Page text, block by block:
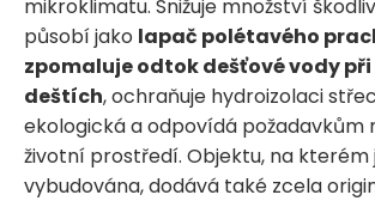
mikroklimatu. Snižuje množství
působí jako lapač polétavého
zpomaluje odtok dešťové vody
deštích, ochraňuje hydroizolaci
ekologická a odpovídá požadavkům
životní prostředí. Objektu, na kterém
vybudována, dodává také zcela